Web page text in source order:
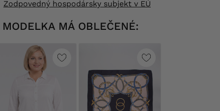
Zodpovedný hospodársky subjekt v EÚ
MODELKA MÁ OBLEČENÉ: